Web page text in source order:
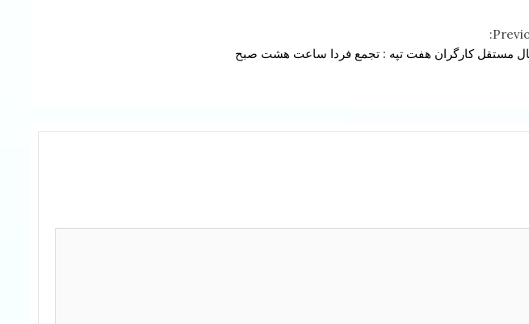
مستقل کارگران هفت تپه : تجمع فردا ساعت هشت صبح